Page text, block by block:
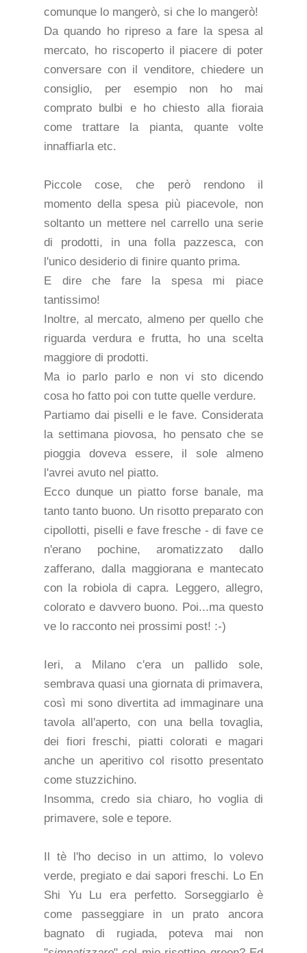
comunque lo mangerò, si che lo mangerò!
Da quando ho ripreso a fare la spesa al
mercato, ho riscoperto il piacere di poter
conversare con il venditore, chiedere un
consiglio, per esempio non ho mai
comprato bulbi e ho chiesto alla fioraia
come trattare la pianta, quante volte
innaffiarla etc.
Piccole cose, che però rendono il
momento della spesa più piacevole, non
soltanto un mettere nel carrello una serie
di prodotti, in una folla pazzesca, con
l'unico desiderio di finire quanto prima.
E dire che fare la spesa mi piace
tantissimo!
Inoltre, al mercato, almeno per quello che
riguarda verdura e frutta, ho una scelta
maggiore di prodotti.
Ma io parlo parlo e non vi sto dicendo
cosa ho fatto poi con tutte quelle verdure.
Partiamo dai piselli e le fave. Considerata
la settimana piovosa, ho pensato che se
pioggia doveva essere, il sole almeno
l'avrei avuto nel piatto.
Ecco dunque un piatto forse banale, ma
tanto tanto buono. Un risotto preparato con
cipollotti, piselli e fave fresche - di fave ce
n'erano pochine, aromatizzato dallo
zafferano, dalla maggiorana e mantecato
con la robiola di capra. Leggero, allegro,
colorato e davvero buono. Poi...ma questo
ve lo racconto nei prossimi post! :-)
Ieri, a Milano c'era un pallido sole,
sembrava quasi una giornata di primavera,
così mi sono divertita ad immaginare una
tavola all'aperto, con una bella tovaglia,
dei fiori freschi, piatti colorati e magari
anche un aperitivo col risotto presentato
come stuzzichino.
Insomma, credo sia chiaro, ho voglia di
primavere, sole e tepore.
Il tè l'ho deciso in un attimo, lo volevo
verde, pregiato e dai sapori freschi. Lo En
Shi Yu Lu era perfetto. Sorseggiarlo è
come passeggiare in un prato ancora
bagnato di rugiada, poteva mai non